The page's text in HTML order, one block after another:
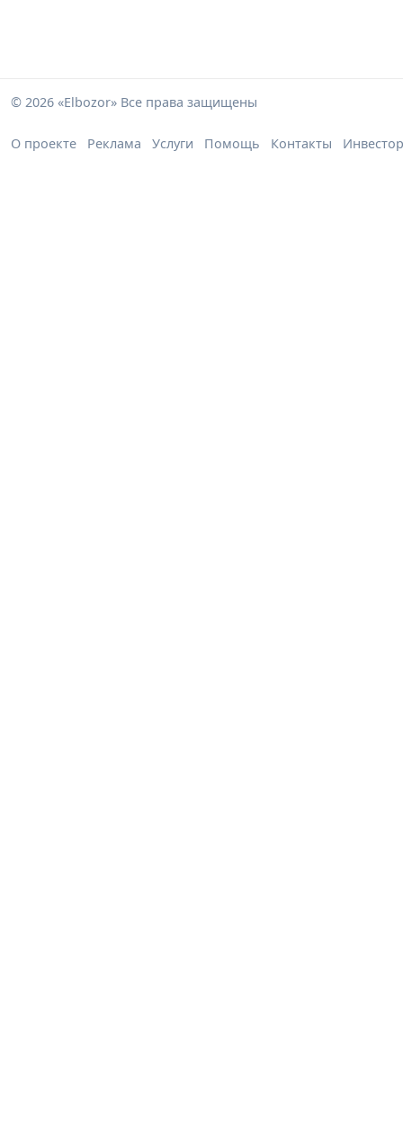
© 2026 «Elbozor» Все права защищены
О проекте Реклама Услуги Помощь Контакты